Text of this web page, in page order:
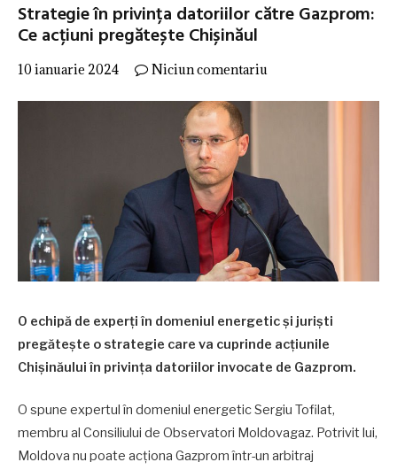
Strategie în privința datoriilor către Gazprom:
Ce acțiuni pregătește Chișinăul
10 ianuarie 2024 Niciun comentariu
O echipă de experți în domeniul energetic și juriști
pregătește o strategie care va cuprinde acțiunile
Chișinăului în privința datoriilor invocate de Gazprom.
O spune expertul în domeniul energetic Sergiu Tofilat,
membru al Consiliului de Observatori Moldovagaz. Potrivit lui,
Moldova nu poate acționa Gazprom într-un arbitraj